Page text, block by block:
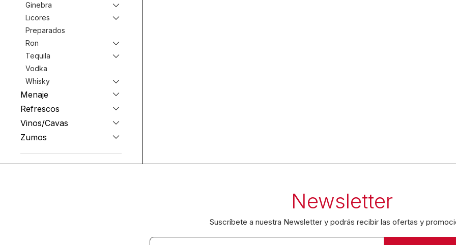
Ginebra
Licores
Preparados
Ron
Tequila
Vodka
Whisky
Menaje
Refrescos
Vinos/Cavas
Zumos
Newsletter
Suscríbete a nuestra Newsletter y podrás recibir las ofertas y